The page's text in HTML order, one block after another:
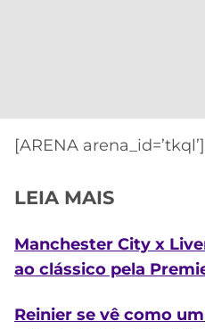
[ARENA arena_id=’tkql’]
LEIA MAIS
Manchester City x
ao clássico pela
Reinier se vê como